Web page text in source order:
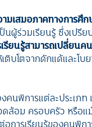
มเสมอภาคทางการศึก
ผู้ร่วมเรียนรู้ ซึ่งเปรีย
เรียนรู้สามารถเปลี่ยนค
บโตจากดักแด้และโบ
คนพิการแต่ละประเภท
ดล้อม ครอบครัว หรือแ
การเรียนรู้ของคนพิกา